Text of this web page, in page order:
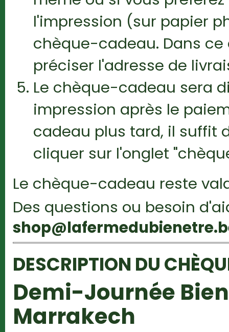
l'impression (sur papier
chèque-cadeau. Dans
préciser l'adresse de
Le chèque-cadeau sera
impression après le
cadeau plus tard, il suffit
cliquer sur l'onglet
Le chèque-cadeau reste
Des questions ou besoin
DESCRIPTION DU
Demi-Journée
Marrakech